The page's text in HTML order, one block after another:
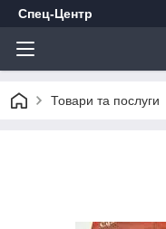
Спец-Центр
Товари та послуги